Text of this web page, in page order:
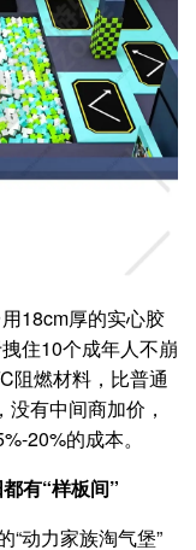
18cm厚的实心胶
住10个成年人不崩
阻燃材料，比普通
有中间商加价，
20%的成本。
有“样板间”
“动力家族淘气堡”